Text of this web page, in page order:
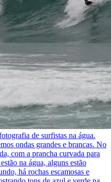
de surfistas na água.
ondas grandes e brancas. No
com a prancha curvada para
na água, alguns estão
há rochas escamosas e